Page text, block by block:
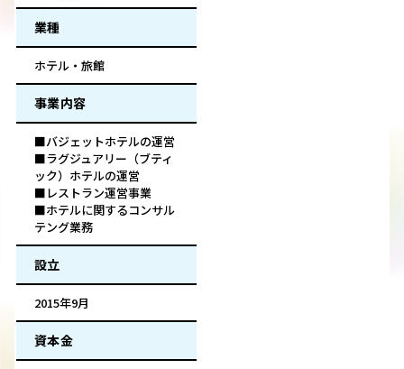
業種
ホテル・旅館
事業内容
■バジェットホテルの運営
■ラグジュアリー（ブティ
ック）ホテルの運営
■レストラン運営事業
■ホテルに関するコンサル
テング業務
設立
2015年9月
資本金